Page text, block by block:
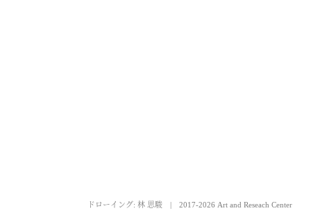
ドローイング: 林 思駿 2017-2026 Art and Reseach Center